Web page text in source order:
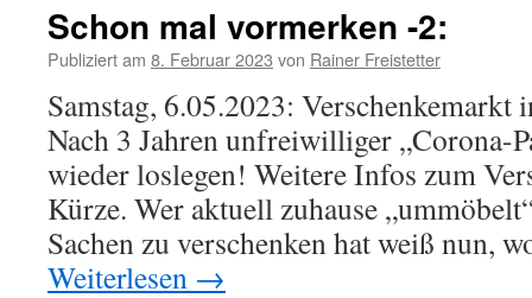
Schon mal vormerken -2:
Publiziert am 8. Februar 2023 von Rainer Freistetter
Samstag, 6.05.2023: Verschenkemarkt
Nach 3 Jahren unfreiwilliger „Corona-
wieder loslegen! Weitere Infos zum
Kürze. Wer aktuell zuhause
Sachen zu verschenken hat weiß nun,
Weiterlesen →